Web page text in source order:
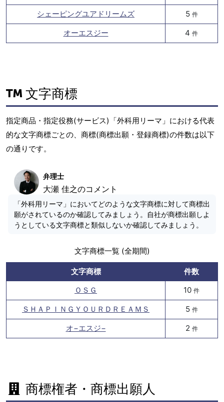
シェーピングユアドリームズ 5 件
オーエスジー 4 件
文字商標
指定商品・指定役務(サービス)「外科用リーマ」における代表
的な文字商標ごとの、商標(商標出願・登録商標)の件数は以下
の通りです。
弁理士
大瀬 佳之のコメント
「外科用リーマ」においてどのような文字商標に対して商標出
願がされているのか確認してみましょう。自社が商標出願しよ
うとしている文字商標と類似しないか確認してみましょう。
文字商標一覧 (全期間)
文字商標
件数
ＯＳＧ
10 件
ＳＨＡＰＩＮＧＹＯＵＲＤＲＥＡＭＳ 5 件
オ−エスジ− 2 件
商標権者・商標出願人